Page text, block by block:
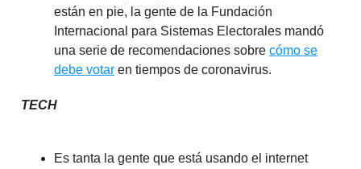
están en pie, la gente de la Fundación
Internacional para Sistemas Electorales mandó
una serie de recomendaciones sobre cómo se
debe votar en tiempos de coronavirus.
TECH
Es tanta la gente que está usando el internet